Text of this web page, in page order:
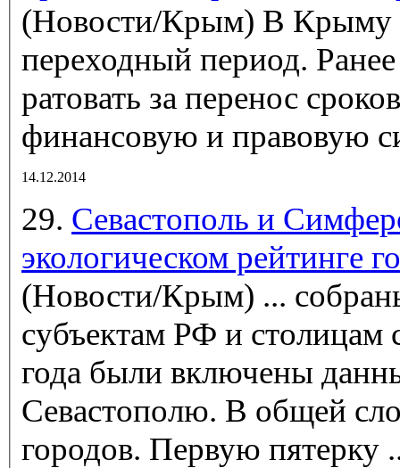
(Новости/Крым) В Крыму
переходный период.
ратовать за перенос
финансовую и правовую
14.12.2014
29. Севастополь и
экологическом рейтинге
(Новости/Крым) ...
субъектам РФ и столицам
года были включены
Севастополю. В общей
городов. Первую пятерку